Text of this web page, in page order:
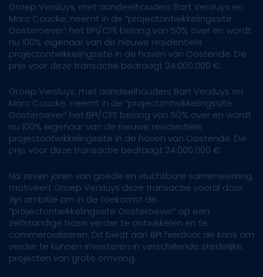
Groep Versluys, met aandeelhouders Bart Versluys en
Marc Coucke, neemt in de “projectontwikkelingssite
Oosteroever” het BPI/CFE belang van 50% over en wordt
nu 100% eigenaar van de nieuwe residentiële
projectontwikkelingssite in de haven van Oostende. De
prijs voor deze transactie bedraagt 24.000.000 €.
Groep Versluys, met aandeelhouders Bart Versluys en
Marc Coucke, neemt in de “projectontwikkelingssite
Oosteroever” het BPI/CFE belang van 50% over en wordt
nu 100% eigenaar van de nieuwe residentiële
projectontwikkelingssite in de haven van Oostende. De
prijs voor deze transactie bedraagt 24.000.000 €.
Na zeven jaren van goede en vruchtbare samenwerking,
motiveert Groep Versluys deze transactie vooral door
zijn ambitie om in de toekomst de
“projectontwikkelingssite Oosteroever” op een
zelfstandige basis verder te ontwikkelen en te
commercialiseren. Dit biedt aan BPI hierdoor de kans om
verder te kunnen investeren in verschillende stedelijke
projecten van grote omvang.